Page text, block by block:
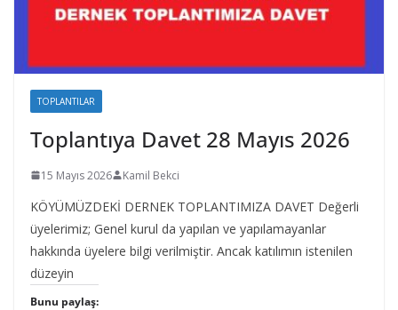
TOPLANTILAR
Toplantıya Davet 28 Mayıs 2026
15 Mayıs 2026 Kamil Bekci
KÖYÜMÜZDEKİ DERNEK TOPLANTIMIZA DAVET Değerli
üyelerimiz; Genel kurul da yapılan ve yapılamayanlar
hakkında üyelere bilgi verilmiştir. Ancak katılımın istenilen
düzeyin
Bunu paylaş: